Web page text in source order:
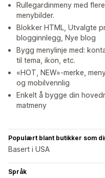
Rullegardinmeny med
menybilder.
Blokker HTML, Utvalgte
blogginnlegg, Nye blog
Bygg menylinje med:
til tema, ikon, etc.
«HOT, NEW»-merke,
og mobilvennlig
Enkelt å bygge din
matmeny
Populært blant butikker som
Basert i USA
Språk